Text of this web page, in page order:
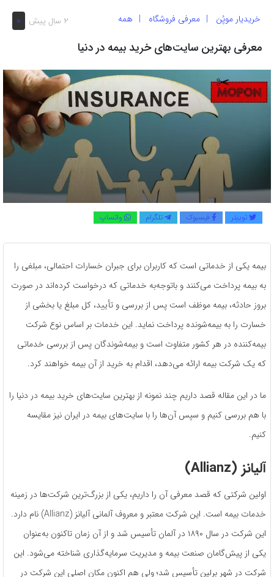
2 سال پیش 0 خریدیار موپُن معرفی فروشگاه همه
معرفی بهترین سایت‌های خرید بیمه در دنیا
توییتر فیسبوک تلگرام واتساپ
بیمه یکی از خدماتی است که کاربران برای جبران خسارات احتمالی، مبلغی را
به بیمه پرداخت می‌کنند و باتوجه‌به خدماتی که درخواست کرده‌اند در صورت
بروز حادثه، بیمه موظف است پس از بررسی و تأیید، کل مبلغ یا بخشی از
خسارت را به بیمه‌شونده پرداخت نماید. این خدمات بر اساس نوع شرکت
بیمه‌کننده در هر کشور متفاوت است و بیمه‌شوندگان پس از بررسی خدماتی
که یک شرکت بیمه ارائه می‌دهد، اقدام به خرید از آن بیمه خواهند کرد.
ما در این مقاله قصد داریم چند نمونه از بهترین سایت‌های خرید بیمه در دنیا را
با هم بررسی کنیم و سپس آن‌ها را با سایت‌های بیمه در ایران نیز مقایسه
کنیم.
آلیانز (Allianz
)
اولین شرکتی که قصد معرفی آن را داریم، یکی از بزرگ‌ترین شرکت‌ها در زمینه
خدمات بیمه است. این شرکت معتبر و معروف آلمانی آلیانز (Allianz) نام دارد.
این شرکت در سال ۱۸۹۰ در آلمان تأسیس شد و از آن زمان تاکنون به‌عنوان
یکی از پیش‌گامان صنعت بیمه و مدیریت سرمایه‌گذاری شناخته می‌شود. این
شرکت در شهر برلین تأسیس شد؛ ولی هم اکنون مکان اصلی این شرکت در